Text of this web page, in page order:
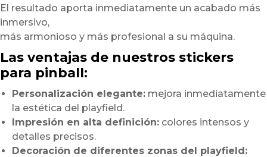
El resultado aporta inmediatamente un acabado más
inmersivo,
más armonioso y más profesional a su máquina.
Las ventajas de nuestros stickers
para pinball:
Personalización elegante: mejora inmediatamente
la estética del playfield.
Impresión en alta definición: colores intensos y
detalles precisos.
Decoración de diferentes zonas del playfield: